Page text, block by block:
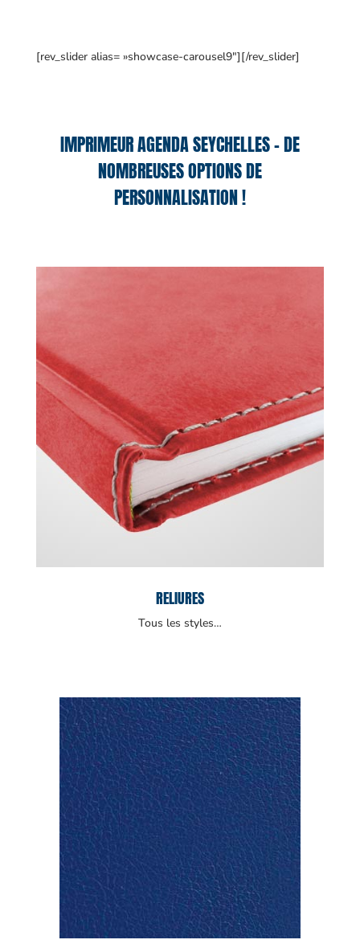
[rev_slider alias= »showcase-carousel9″][/rev_slider]
IMPRIMEUR AGENDA SEYCHELLES – DE
NOMBREUSES OPTIONS DE
PERSONNALISATION !
RELIURES
Tous les styles…